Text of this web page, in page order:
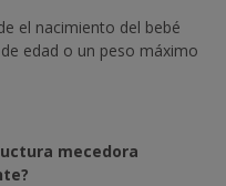
el nacimiento del bebé
edad o un peso máximo
mecedora